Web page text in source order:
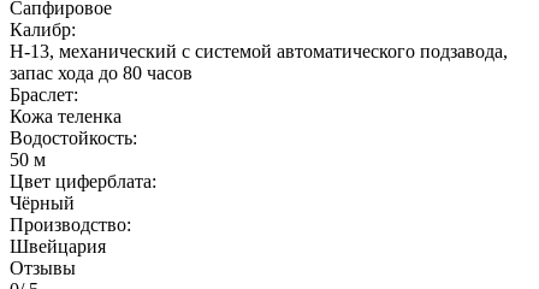
Сапфировое
Калибр:
H-13, механический с системой автоматического подзавода,
запас хода до 80 часов
Браслет:
Кожа теленка
Водостойкость:
50 м
Цвет циферблата:
Чёрный
Производство:
Швейцария
Отзывы